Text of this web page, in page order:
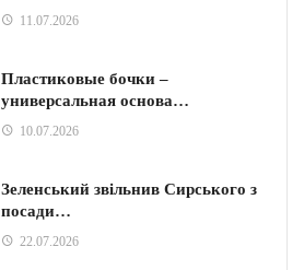
11.07.2026
Пластиковые бочки –
универсальная основа…
10.07.2026
Зеленський звільнив Сирського з
посади…
22.07.2026